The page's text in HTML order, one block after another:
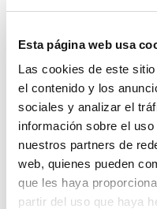
Esta página web usa
Las cookies de este
el contenido y los
sociales y analizar el
información sobre el
nuestros partners de
web, quienes pueden
que les haya
partir del uso que haya